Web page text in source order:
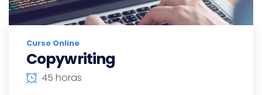
Curso Online
Copywriting
45 horas